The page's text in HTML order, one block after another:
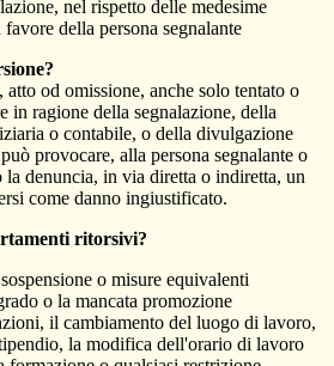
nel rispetto delle medesime
della persona segnalante
od omissione, anche solo tentato o
in ragione della segnalazione, della
o contabile, o della divulgazione
provocare, alla persona segnalante o
la denuncia, in via diretta o indiretta, un
come danno ingiustificato.
ritorsivi?
o misure equivalenti
o la mancata promozione
il cambiamento del luogo di lavoro,
la modifica dell'orario di lavoro